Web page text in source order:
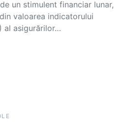
un stimulent financiar lunar,
valoarea indicatorului
al asigurărilor…